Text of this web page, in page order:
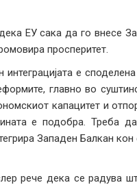
ЕУ сака да го внесе
просперитет.
е
главно во
капацитет и
е подобра. Треба
Западен Балкан
рече дека се радува